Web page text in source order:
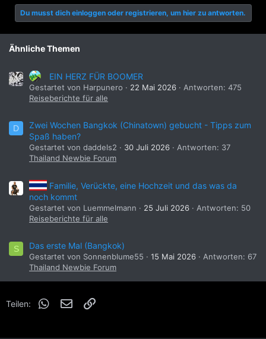
i
o
n
e
n
:
Du musst dich einloggen oder registrieren, um hier zu antworten.
Ähnliche Themen
EIN HERZ FÜR BOOMER
Gestartet von Harpunero 22 Mai 2026
Antworten: 475
Reiseberichte für alle
D
Zwei Wochen Bangkok (Chinatown) gebucht - Tipps zum
Spaß haben?
Gestartet von daddels2 30 Juli 2026
Antworten: 37
Thailand Newbie Forum
Familie, Verückte, eine Hochzeit und das was da
noch kommt
Gestartet von Luemmelmann 25 Juli 2026
Antworten: 50
Reiseberichte für alle
S Das erste Mal (Bangkok)
Gestartet von Sonnenblume55 15 Mai 2026
Antworten: 67
Thailand Newbie Forum
Teilen: WhatsApp
E-Mail